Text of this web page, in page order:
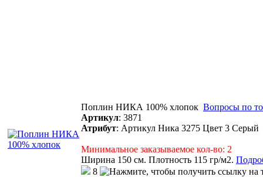
Поплин НИКА 100% хлопок Вопросы по
Артикул: 3871
Атрибут: Артикул Ника 3275 Цвет 3 Серый
Минимальное заказываемое кол-во: 2
Ширина 150 см. Плотность 115 гр/м2.
8